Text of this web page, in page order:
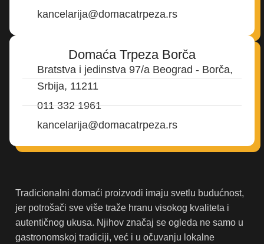
kancelarija@domacatrpeza.rs
Domaća Trpeza Borča
Bratstva i jedinstva 97/a Beograd - Borča,
Srbija, 11211
011 332 1961
kancelarija@domacatrpeza.rs
Tradicionalni domaći proizvodi imaju svetlu budućnost,
jer potrošači sve više traže hranu visokog kvaliteta i
autentičnog ukusa. Njihov značaj se ogleda ne samo u
gastronomskoj tradiciji, već i u očuvanju lokalne